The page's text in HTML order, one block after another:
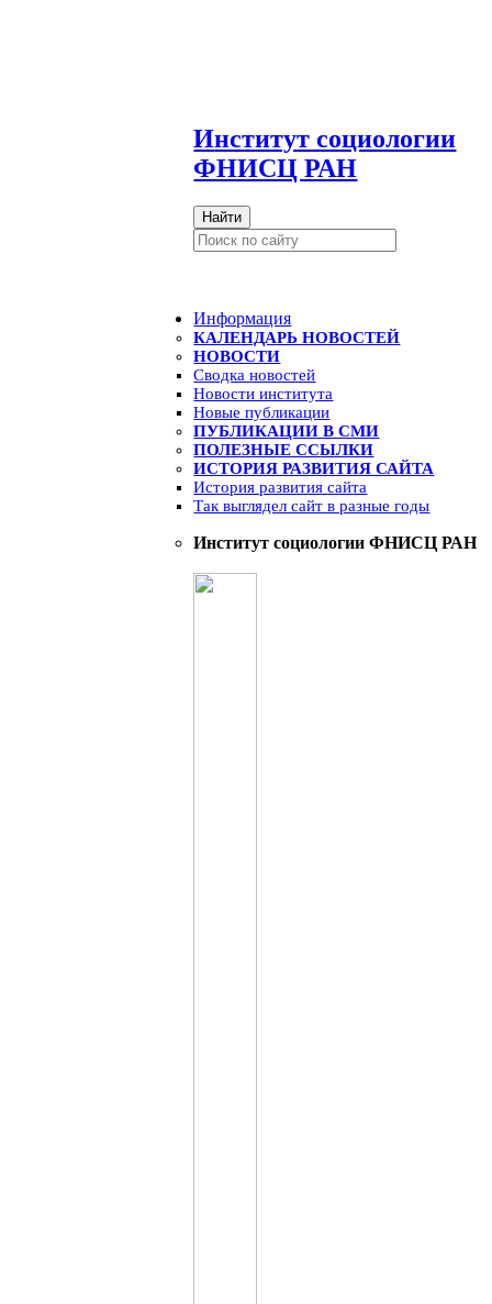
Институт социологии
ФНИСЦ РАН
Найти
Информация
КАЛЕНДАРЬ НОВОСТЕЙ
НОВОСТИ
Сводка новостей
Новости института
Новые публикации
ПУБЛИКАЦИИ В СМИ
ПОЛЕЗНЫЕ ССЫЛКИ
ИСТОРИЯ РАЗВИТИЯ САЙТА
История развития сайта
Так выглядел сайт в разные годы
Институт социологии ФНИСЦ РАН